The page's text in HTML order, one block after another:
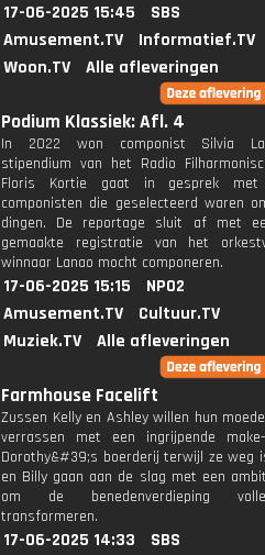
17-06-2025 15:45
SBS
Amusement.TV
Informatief.TV
Woon.TV
Alle afleveringen
Podium Klassiek: Afl. 4
In 2022 won componist Silvia
stipendium van het Radio
Floris Kortie gaat in gesprek
componisten die geselecteerd waren
dingen. De reportage sluit af met
gemaakte registratie van het
winnaar Lanao mocht componeren.
17-06-2025 15:15
NPO2
Amusement.TV
Cultuur.TV
Muziek.TV
Alle afleveringen
Farmhouse Facelift
Zussen Kelly en Ashley willen hun
verrassen met een ingrijpende
Dorothy&#39;s boerderij terwijl ze weg
en Billy gaan aan de slag met een
om de benedenverdieping
transformeren.
17-06-2025 14:33
SBS